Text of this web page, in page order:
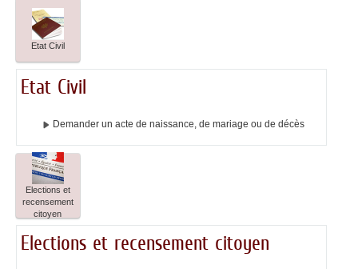
Etat Civil
Etat Civil
Demander un acte de naissance, de mariage ou de décès
Elections et
recensement
citoyen
Elections et recensement citoyen